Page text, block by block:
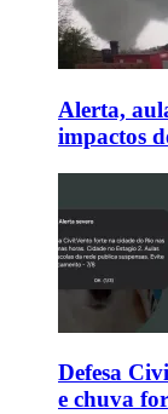
Alerta,
impactos
Defesa
e chuva